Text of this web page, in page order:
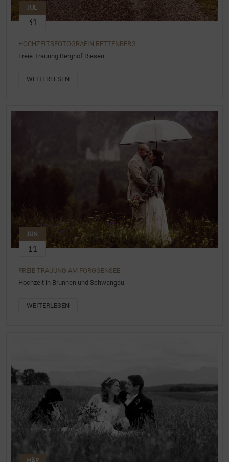
JUL
31
HOCHZEITSFOTOGRAFIN RETTENBERG
Freie Trauung Berghof Riesen
WEITERLESEN
JUN
11
FREIE TRAUUNG AM FORGGENSEE
Hochzeit in Brunnen und Schwangau
WEITERLESEN